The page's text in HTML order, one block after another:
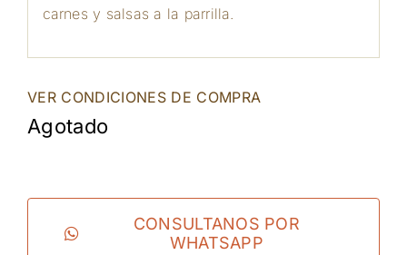
carnes y salsas a la parrilla.
VER CONDICIONES DE COMPRA
Agotado
CONSULTANOS POR
WHATSAPP